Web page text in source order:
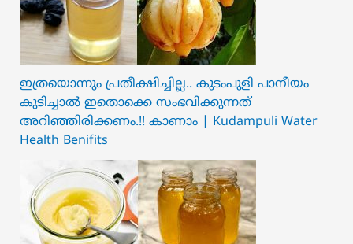
ഇത്രയൊന്നും പ്രതീക്ഷിച്ചില്ല.. ക‍ു‌ടംപുളി പാനീയം
കുടിച്ചാൽ ഇതൊക്കെ സംഭവിക്കുന്നത്
അറിഞ്ഞിരിക്കണം.!! കാണാം | Kudampuli Water
Health Benifits